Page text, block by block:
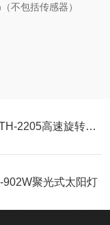
不包括传感器）
日本供应ONOSOKKI小野TH-2205高速旋转扭矩检测仪
聚光式太阳灯